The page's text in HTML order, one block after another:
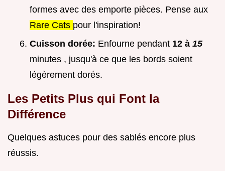
formes avec des emporte pièces. Pense aux
Rare Cats pour l'inspiration!
Cuisson dorée: Enfourne pendant 12 à 15
minutes , jusqu'à ce que les bords soient
légèrement dorés.
Les Petits Plus qui Font la
Différence
Quelques astuces pour des sablés encore plus
réussis.